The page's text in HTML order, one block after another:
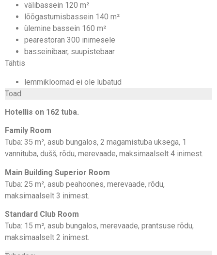
välibassein 120 m²
lõõgastumisbassein 140 m²
ülemine bassein 160 m²
pearestoran 300 inimesele
basseinibaar, suupistebaar
Tähtis
lemmikloomad ei ole lubatud
Toad
Hotellis on 162 tuba.
Family Room
Tuba: 35 m², asub bungalos, 2 magamistuba uksega, 1
vannituba, dušš, rõdu, merevaade, maksimaalselt 4 inimest.
Main Building Superior Room
Tuba: 25 m², asub peahoones, merevaade, rõdu,
maksimaalselt 3 inimest.
Standard Club Room
Tuba: 15 m², asub bungalos, merevaade, prantsuse rõdu,
maksimaalselt 2 inimest.